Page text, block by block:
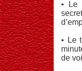
• Le
• Le
de